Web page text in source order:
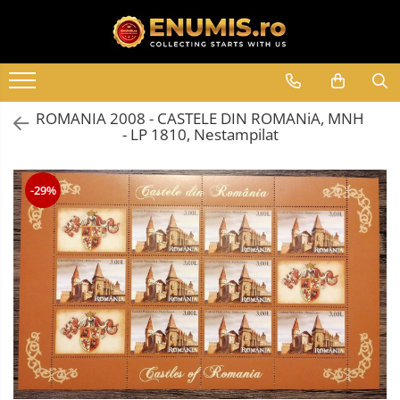
Monede Romania
Albume cu folii pentru stocare
monede
Bibliorafturi
Capsule monede
Cartonase autoadezive
Folii stocare monede
Soluții curățare, pensete, mănuși,
lupa
Tavite stocare si expunere
Monede straine
ROMANIA 2008 - CASTELE DIN ROMANiA, MNH
- LP 1810, Nestampilat
-29%